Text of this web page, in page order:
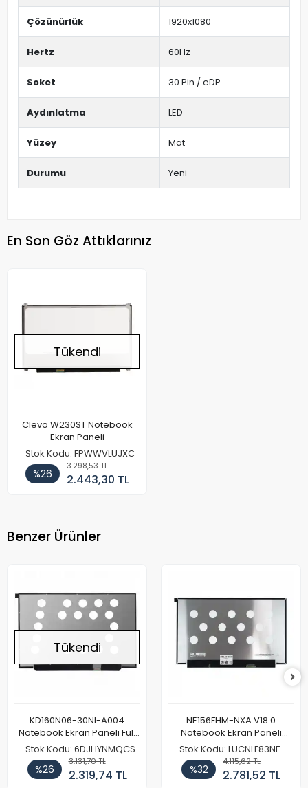
Çözünürlük 1920x1080
Hertz 60Hz
Soket 30 Pin / eDP
Aydınlatma LED
Yüzey Mat
Durumu Yeni
En Son Göz Attıklarınız
Tükendi
Clevo W230ST Notebook
Ekran Paneli
Stok Kodu: FPWWVLUJXC
%26
3.298,53 TL
2.443,30 TL
Benzer Ürünler
Tükendi
KD160N06-30NI-A004
Notebook Ekran Paneli Full
HD
Stok Kodu: 6DJHYNMQCS
%26
3.131,70 TL
2.319,74 TL
NE156FHM-NXA V18.0
Notebook Ekran Paneli
144Hz
Stok Kodu: LUCNLF83NF
%32
4.115,62 TL
2.781,52 TL